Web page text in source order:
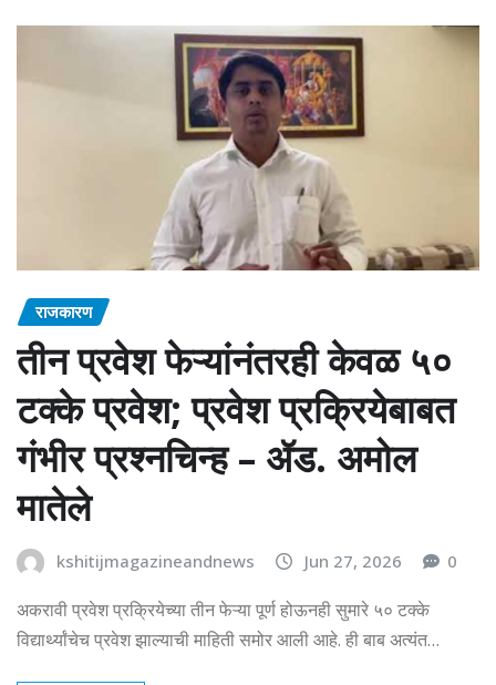
राजकारण
तीन प्रवेश फेऱ्यांनंतरही केवळ ५०
टक्के प्रवेश; प्रवेश प्रक्रियेबाबत
गंभीर प्रश्नचिन्ह – ॲड. अमोल
मातेले
kshitijmagazineandnews Jun 27, 2026 0
अकरावी प्रवेश प्रक्रियेच्या तीन फेऱ्या पूर्ण होऊनही सुमारे ५० टक्के
विद्यार्थ्यांचेच प्रवेश झाल्याची माहिती समोर आली आहे. ही बाब अत्यंत…